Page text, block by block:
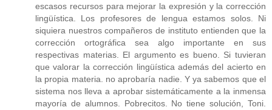
escasos recursos para mejorar la expresión y la corrección
lingüística. Los profesores de lengua estamos solos. Ni
siquiera nuestros compañeros de instituto entienden que la
corrección ortográfica sea algo importante en sus
respectivas materias. El argumento es bueno. Si tuvieran
que valorar la corrección lingüística además del acierto en
la propia materia. no aprobaría nadie. Y ya sabemos que el
sistema nos lleva a aprobar sistemáticamente a la inmensa
mayoría de alumnos. Pobrecitos. No tiene solución, Toni.